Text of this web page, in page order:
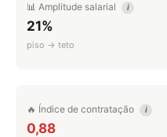
📊 Amplitude salarial i
21%
piso → teto
🔥 Índice de contratação i
0,88